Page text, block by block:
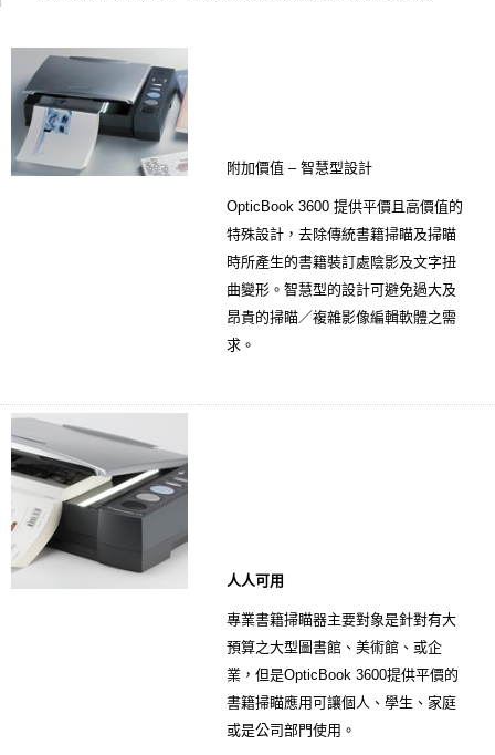
附加價值 – 智慧型設計
OpticBook 3600 提供平價且高價值的
特殊設計，去除傳統書籍掃瞄及掃瞄
時所產生的書籍裝訂處陰影及文字扭
曲變形。智慧型的設計可避免過大及
昂貴的掃瞄／複雜影像編輯軟體之需
求。
人人可用
專業書籍掃瞄器主要對象是針對有大
預算之大型圖書館、美術館、或企
業，但是OpticBook 3600提供平價的
書籍掃瞄應用可讓個人、學生、家庭
或是公司部門使用。